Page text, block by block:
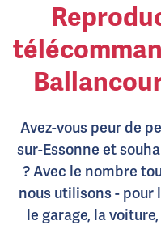
Avez-vous peur de
sur-Essonne et
? Avec le nombre
nous utilisons - pour
le garage, la